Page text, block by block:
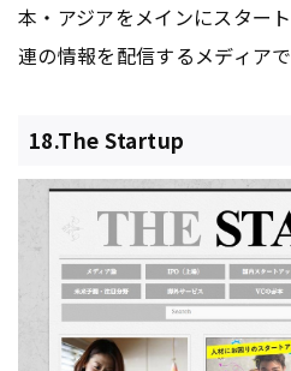
本・アジアをメインにスター
連の情報を配信するメディアで
18.The Startup